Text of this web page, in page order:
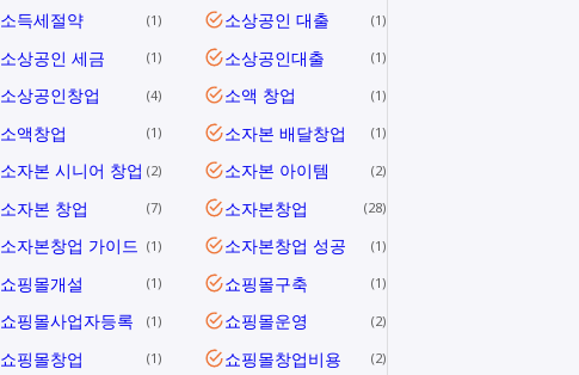
소득세절약 1 소상공인 대출 1
소상공인 세금 1 소상공인대출 1
소상공인창업 4 소액 창업 1
소액창업 1 소자본 배달창업 1
소자본 시니어 창업 2 소자본 아이템 2
소자본 창업 7 소자본창업 28
소자본창업 가이드 1 소자본창업 성공 1
쇼핑몰개설 1 쇼핑몰구축 1
쇼핑몰사업자등록 1 쇼핑몰운영 2
쇼핑몰창업 1 쇼핑몰창업비용 2